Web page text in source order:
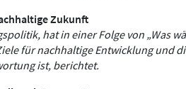
Zukunft
hat in einer Folge von „Was
für nachhaltige Entwicklung und
ist, berichtet.